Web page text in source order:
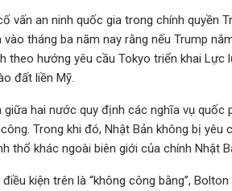
vấn an ninh quốc gia trong chính quyền
vào tháng ba năm nay rằng nếu Trump
theo hướng yêu cầu Tokyo triển khai Lực
đất liền Mỹ.
hai nước quy định các nghĩa vụ
Trong khi đó, Nhật Bản không bị
thổ khác ngoài biên giới của chính Nhật
kiện trên là “không công bằng”,